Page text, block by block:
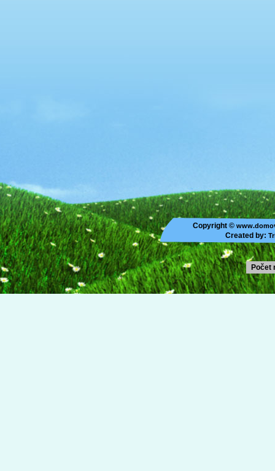
Copyright ©
Created by:
Počet